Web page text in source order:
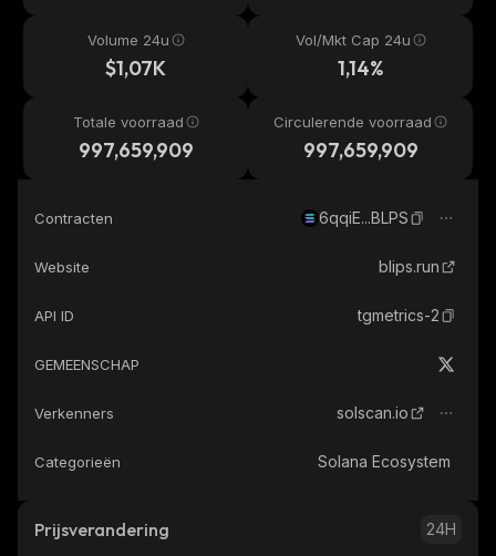
Volume 24u
$1,07K
Vol/Mkt Cap 24u
1,14%
Totale voorraad
997,659,909
Circulerende voorraad
997,659,909
Contracten 6qqiE...BLPS
Website blips.run
API ID tgmetrics-2
GEMEENSCHAP
Verkenners solscan.io
Categorieën Solana Ecosystem
Prijsverandering 24H